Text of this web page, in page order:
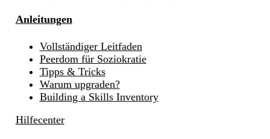
Anleitungen
Vollständiger Leitfaden
Peerdom für Soziokratie
Tipps & Tricks
Warum upgraden?
Building a Skills Inventory
Hilfecenter